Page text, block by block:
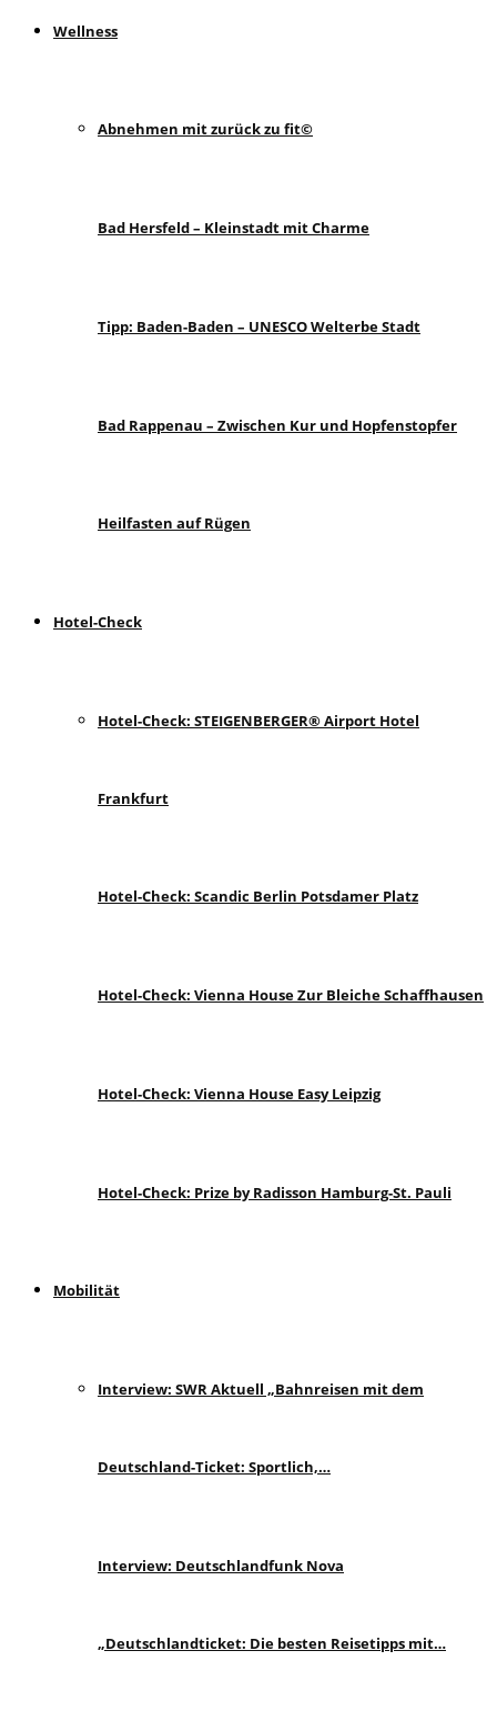
Wellness
Abnehmen mit zurück zu fit©
Bad Hersfeld – Kleinstadt mit Charme
Tipp: Baden-Baden – UNESCO Welterbe Stadt
Bad Rappenau – Zwischen Kur und Hopfenstopfer
Heilfasten auf Rügen
Hotel-Check
Hotel-Check: STEIGENBERGER® Airport Hotel
Frankfurt
Hotel-Check: Scandic Berlin Potsdamer Platz
Hotel-Check: Vienna House Zur Bleiche Schaffhausen
Hotel-Check: Vienna House Easy Leipzig
Hotel-Check: Prize by Radisson Hamburg-St. Pauli
Mobilität
Interview: SWR Aktuell „Bahnreisen mit dem
Deutschland-Ticket: Sportlich,…
Interview: Deutschlandfunk Nova
„Deutschlandticket: Die besten Reisetipps mit…